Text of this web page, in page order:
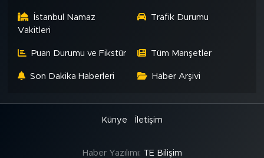
İstanbul Namaz
Vakitleri
Trafik Durumu
Puan Durumu ve Fikstür Tüm Manşetler
Son Dakika Haberleri Haber Arşivi
Künye İletişim
Haber Yazılımı: TE Bilişim